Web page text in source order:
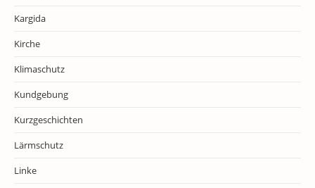
Kargida
Kirche
Klimaschutz
Kundgebung
Kurzgeschichten
Lärmschutz
Linke